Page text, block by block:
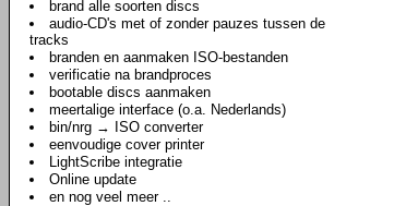
brand alle soorten discs
audio-CD's met of zonder pauzes tussen de
tracks
branden en aanmaken ISO-bestanden
verificatie na brandproces
bootable discs aanmaken
meertalige interface (o.a. Nederlands)
bin/nrg → ISO converter
eenvoudige cover printer
LightScribe integratie
Online update
en nog veel meer ..